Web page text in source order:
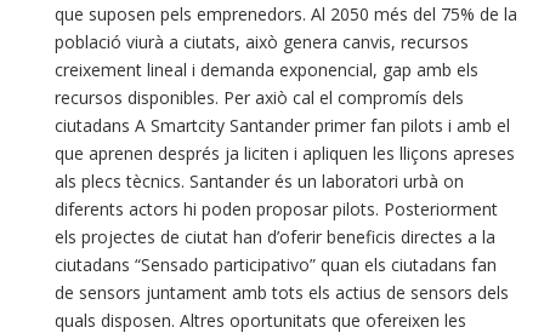
que suposen pels emprenedors. Al 2050 més del 75% de la
població viurà a ciutats, això genera canvis, recursos
creixement lineal i demanda exponencial, gap amb els
recursos disponibles. Per axiò cal el compromís dels
ciutadans A Smartcity Santander primer fan pilots i amb el
que aprenen després ja liciten i apliquen les lliçons apreses
als plecs tècnics. Santander és un laboratori urbà on
diferents actors hi poden proposar pilots. Posteriorment
els projectes de ciutat han d’oferir beneficis directes a la
ciutadans “Sensado participativo” quan els ciutadans fan
de sensors juntament amb tots els actius de sensors dels
quals disposen. Altres oportunitats que ofereixen les